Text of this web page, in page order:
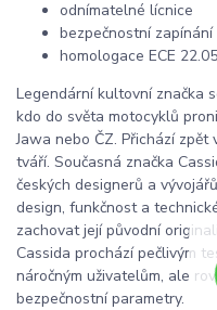
odnímatelné lícnice
bezpečnostní
homologace ECE 22.05
Legendární kultovní značka
kdo do světa motocyklů
Jawa nebo ČZ. Přichází
tváří. Současná značka
českých designerů a
design, funkčnost a
zachovat její původní
Cassida prochází pečlivým
náročným uživatelům, ale
bezpečnostní parametry.